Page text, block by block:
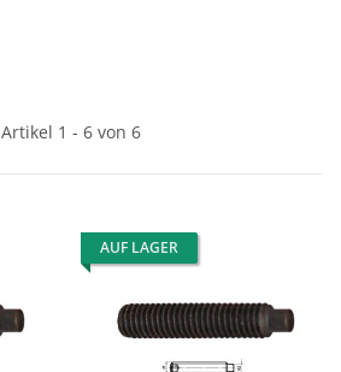
Artikel 1 - 6 von 6
AUF LAGER